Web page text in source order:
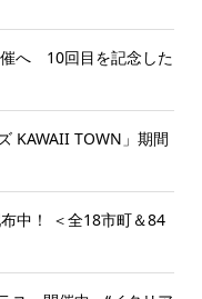
催へ 10回目を記念した
KAWAII TOWN」期間
中！ ＜全18市町＆84